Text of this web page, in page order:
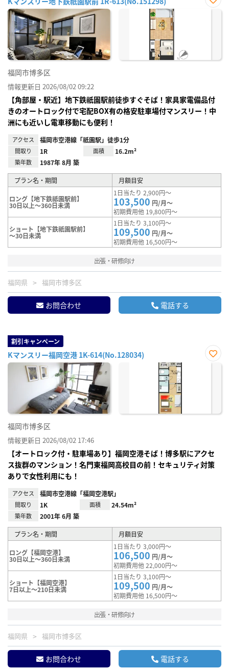
お気
福岡市博多区
情報更新日 2026/08/02 09:22
【角部屋・駅近】地下鉄祇園駅前徒歩すぐそば！家具家電備品付
きのオートロック付で宅配BOX有の格安駐車場付マンスリー！中
洲にも近いし電車移動にも便利！
アクセス 福岡市空港線「祇園駅」徒歩1分
間取り 1R 面積 16.2m²
築年数 1987年 8月 築
プラン名・期間 月額目安
ロング【地下鉄祗園駅前】
30日以上～360日未満
1日当たり 2,900円～
103,500 円/月～
初期費用他 19,800円～
ショート【地下鉄祇園駅前】
～30日未満
1日当たり 3,100円～
109,500 円/月～
初期費用他 16,500円～
出張・研修向け
福岡県 福岡市博多区
お問合わせ 電話する
割引キャンペーン
Kマンスリー福岡空港 1K-614(No.128034)
お気
福岡市博多区
情報更新日 2026/08/02 17:46
【オートロック付・駐車場あり】福岡空港そば！博多駅にアクセ
ス抜群のマンション！名門東福岡高校目の前！セキュリティ対策
ありで女性利用にも！
アクセス 福岡市空港線「福岡空港駅」
間取り 1K 面積 24.54m²
築年数 2001年 6月 築
プラン名・期間 月額目安
ロング【福岡空港】
30日以上～360日未満
1日当たり 3,000円～
106,500 円/月～
初期費用他 22,000円～
ショート【福岡空港】
7日以上～210日未満
1日当たり 3,100円～
109,500 円/月～
初期費用他 16,500円～
出張・研修向け
福岡県 福岡市博多区
お問合わせ 電話する